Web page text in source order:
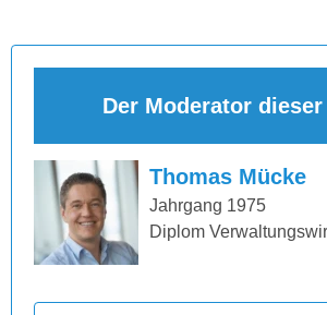
Der Moderator
Thomas Mücke
Jahrgang 1975
Diplom